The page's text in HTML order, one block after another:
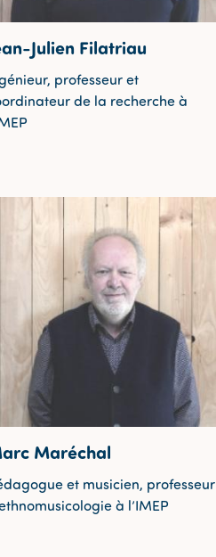
Julien Filatriau
professeur et
de la recherche à
Maréchal
et musicien, professeur
à l’IMEP